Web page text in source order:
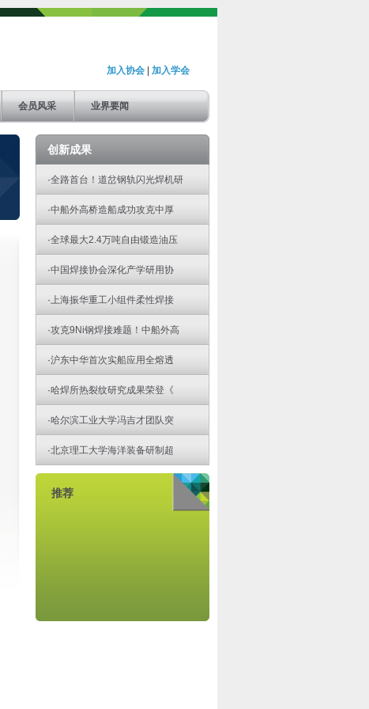
加入协会 加入学会
会员风采 业界要闻
创新成果
·全路首台！道岔钢轨闪光焊机研
·中船外高桥造船成功攻克中厚
·全球最大2.4万吨自由锻造油压
·中国焊接协会深化产学研用协
·上海振华重工小组件柔性焊接
·攻克9Ni钢焊接难题！中船外高
·沪东中华首次实船应用全熔透
·哈焊所热裂纹研究成果荣登《
·哈尔滨工业大学冯吉才团队突
·北京理工大学海洋装备研制超
推荐